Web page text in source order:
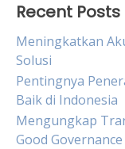
Recent Posts
Meningkatkan
Solusi
Pentingnya
Baik di Indonesia
Mengungkap
Good Governance